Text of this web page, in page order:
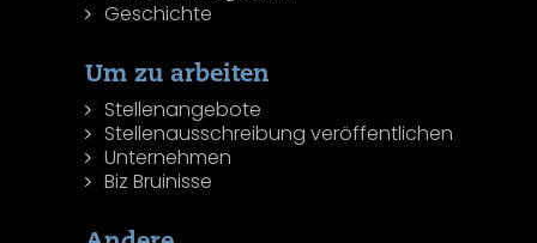
Geschichte
Um zu arbeiten
Stellenangebote
Stellenausschreibung veröffentlichen
Unternehmen
Biz Bruinisse